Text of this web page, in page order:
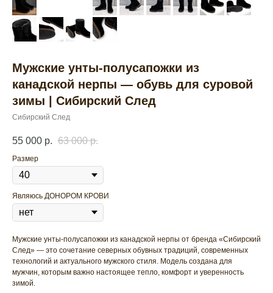
Мужские унты-полусапожки из
канадской нерпы — обувь для суровой
зимы | Сибирский След
Сибирский След
55 000 р. 63 000 р.
Размер
Являюсь ДОНОРОМ КРОВИ
Мужские унты-полусапожки из канадской нерпы от бренда «Сибирский
След» — это сочетание северных обувных традиций, современных
технологий и актуального мужского стиля. Модель создана для
мужчин, которым важно настоящее тепло, комфорт и уверенность
зимой.